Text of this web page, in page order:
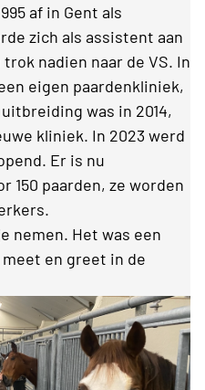
af in Gent als
zich als assistent aan
nadien naar de VS. In
eigen paardenkliniek,
was in 2014,
kliniek. In 2023 werd
Er is nu
150 paarden, ze worden
nemen. Het was een
en greet in de